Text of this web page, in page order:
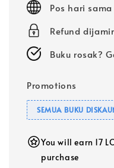
Pos hari
Refund
Buku rosak?
Promotions
SEMUA BUKU
You will earn 17
purchase